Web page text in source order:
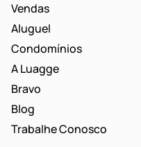
Vendas
Aluguel
Condomínios
A Luagge
Bravo
Blog
Trabalhe Conosco